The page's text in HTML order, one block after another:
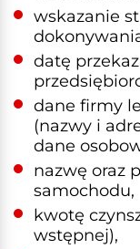
wskazanie
datę
dane firmy
(nazwy i
dane
nazwę oraz
samochodu,
kwotę
wstępnej),